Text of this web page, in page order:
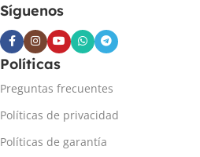
Síguenos
Políticas
Preguntas frecuentes
Políticas de privacidad
Políticas de garantía